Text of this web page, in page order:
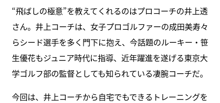
“飛ばしの極意”を教えてくれるのはプロコーチの井上透
さん。井上コーチは、女子プロゴルファーの成田美寿々
らシード選手を多く門下に抱え、今話題のルーキー・笹
生優花もジュニア時代に指導、近年躍進を遂げる東京大
学ゴルフ部の監督としても知られている凄腕コーチだ。
今回は、井上コーチから自宅でもできるトレーニングを